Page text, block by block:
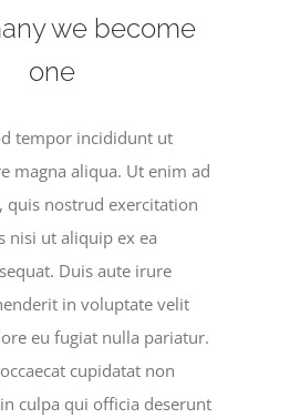
we become
one
tempor incididunt ut
magna aliqua. Ut enim ad
quis nostrud exercitation
nisi ut aliquip ex ea
Duis aute irure
in voluptate velit
eu fugiat nulla pariatur.
cupidatat non
culpa qui officia deserunt